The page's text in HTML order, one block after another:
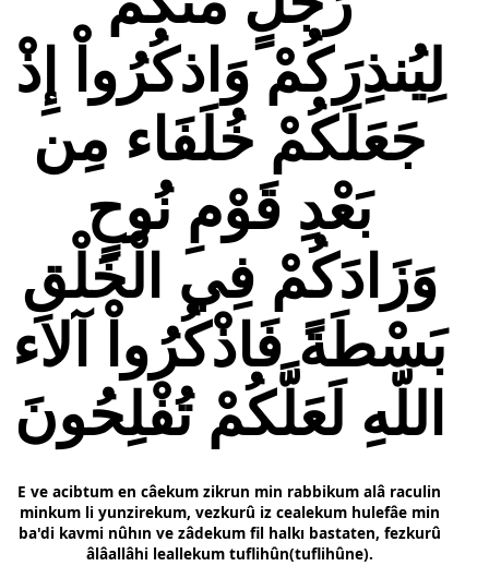
لِيُنذِرَكُمْ وَاذكُرُواْ إِذْ
جَعَلَكُمْ خُلَفَاء مِن
بَعْدِ قَوْمِ نُوحٍ
وَزَادَكُمْ فِي الْخَلْقِ
بَسْطَةً فَاذْكُرُواْ آلاء
اللّهِ لَعَلَّكُمْ تُفْلِحُونَ
E ve acibtum en câekum zikrun min rabbikum alâ raculin
minkum li yunzirekum, vezkurû iz cealekum hulefâe min
ba'di kavmi nûhın ve zâdekum fil halkı bastaten, fezkurû
âlâallâhi leallekum tuflihûn(tuflihûne).